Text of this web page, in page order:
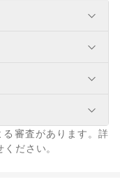
スナック/
マルシェ/
・飲食
ション/
審査があります。詳
ださい。